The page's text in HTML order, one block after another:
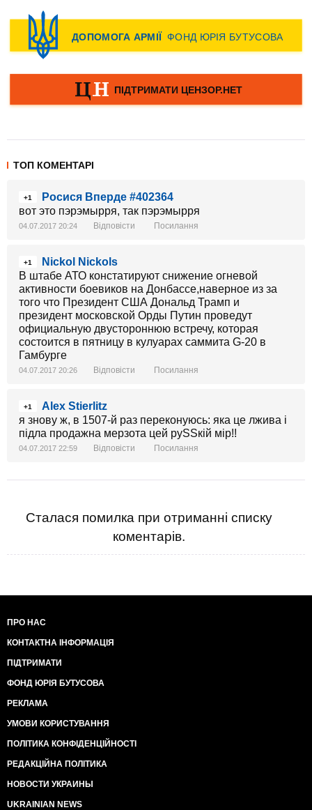
ТОП КОМЕНТАРІ
+1
Росися Вперде #402364
вот это пэрэмырря, так пэрэмырря
04.07.2017 20:24 Відповісти Посилання
+1
Nickol Nickols
В штабе АТО констатируют снижение огневой
активности боевиков на Донбассе,наверное из за
того что Президент США Дональд Трамп и
президент московской Орды Путин проведут
официальную двустороннюю встречу, которая
состоится в пятницу в кулуарах саммита G-20 в
Гамбурге
04.07.2017 20:26 Відповісти Посилання
+1
Alex Stierlitz
я знову ж, в 1507-й раз переконуюсь: яка це лжива і
підла продажна мерзота цей руSSкій мір!!
04.07.2017 22:59 Відповісти Посилання
Сталася помилка при отриманні списку
коментарів.
ПРО НАС
КОНТАКТНА ІНФОРМАЦІЯ
ПІДТРИМАТИ
ФОНД ЮРІЯ БУТУСОВА
РЕКЛАМА
УМОВИ КОРИСТУВАННЯ
ПОЛІТИКА КОНФІДЕНЦІЙНОСТІ
РЕДАКЦІЙНА ПОЛІТИКА
НОВОСТИ УКРАИНЫ
UKRAINIAN NEWS